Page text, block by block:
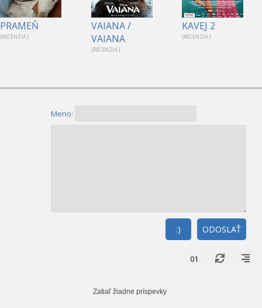
PRAMEŇ
[RECENZIA ]
VAIANA /
VAIANA
[RECENZIA ]
KAVEJ 2
[RECENZIA ]
Meno:
ODOSLAŤ
:)
01
Zatiaľ žiadne príspevky